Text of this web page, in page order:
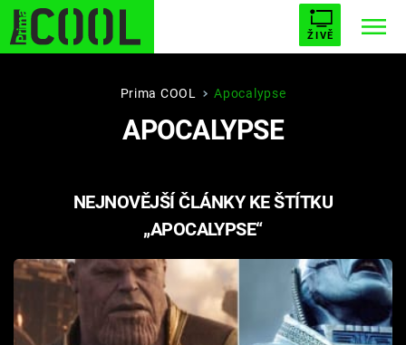
ŽIVĚ
STARHOUSE BUFFY, PŘEMOŽITELKA UPÍRŮ
PLNEJ KOTEL AVENGERS 5
Filmy
Seriály
Prima COOL Apocalypse
APOCALYPSE
NEJNOVĚJŠÍ ČLÁNKY KE ŠTÍTKU
„APOCALYPSE“